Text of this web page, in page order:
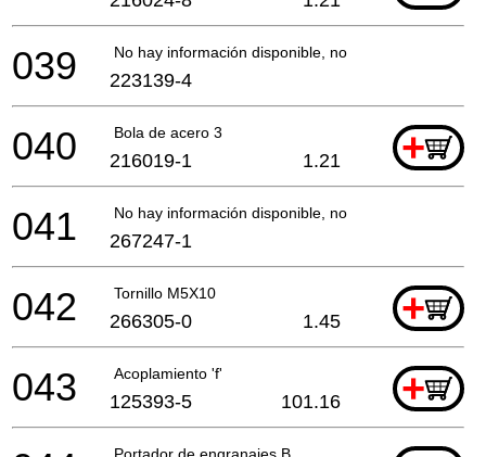
No hay información disponible, no se puede pedir
039 223139-4
Bola de acero 3 +
040 216019-1 1.21
No hay información disponible, no se puede pedir
041 267247-1
Tornillo M5X10 +
042 266305-0 1.45
Acoplamiento 'f' +
043 125393-5 101.16
Portador de engranajes B